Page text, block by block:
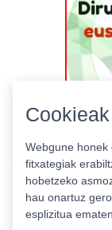
Webgune honek
fitxategiak
hobetzeko
hau onartuz
esplizitua